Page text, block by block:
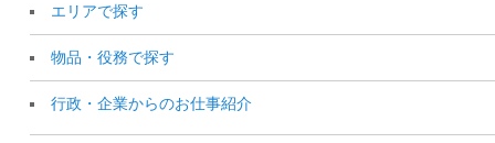
エリアで探す
物品・役務で探す
行政・企業からのお仕事紹介